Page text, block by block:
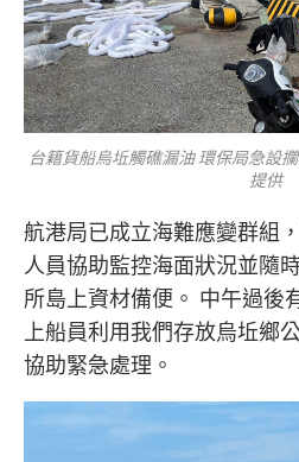
台籍貨船烏坵觸礁漏油 環保局急設
提供
航港局已成立海難應變群組
人員協助監控海面狀況並隨
所島上資材備便。 中午過後
上船員利用我們存放烏坵鄉
協助緊急處理。